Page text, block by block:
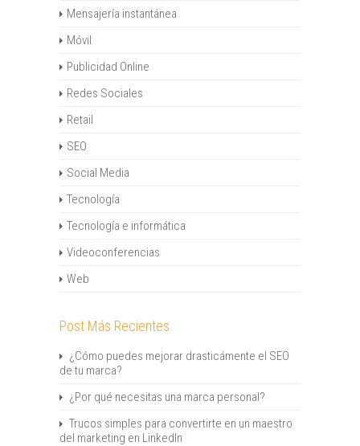
Mensajería instantánea
Móvil
Publicidad Online
Redes Sociales
Retail
SEO
Social Media
Tecnología
Tecnología e informática
Videoconferencias
Web
Post Más Recientes
¿Cómo puedes mejorar drasticámente el SEO
de tu marca?
¿Por qué necesitas una marca personal?
Trucos simples para convertirte en un maestro
del marketing en LinkedIn